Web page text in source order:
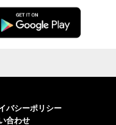
バシーポリシー
合わせ